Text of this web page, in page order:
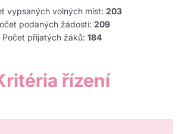
vypsaných volných míst: 203
podaných žádostí: 209
Počet přijatých žáků: 184
řízení